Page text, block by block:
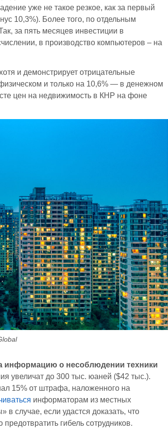
уже не такое резкое, как за первый
10,3%). Более того, по отдельным
за пять месяцев инвестиции в
в производство компьютеров – на
и демонстрирует отрицательные
и только на 10,6% — в денежном
цен на недвижимость в КНР на фоне
информацию о несоблюдении техники
увеличат до 300 тыс. юаней ($42 тыс.).
15% от штрафа, наложенного на
информаторам из местных
случае, если удастся доказать, что
гибель сотрудников.